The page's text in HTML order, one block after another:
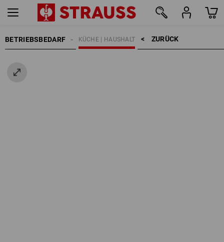
BETRIEBSBEDARF ZURÜCK    >
KÜCHE | HAUSHALT